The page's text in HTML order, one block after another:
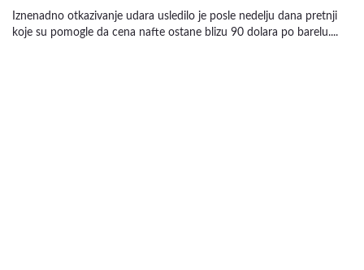
Iznenadno otkazivanje udara usledilo je posle nedelju dana pretnji
koje su pomogle da cena nafte ostane blizu 90 dolara po barelu....